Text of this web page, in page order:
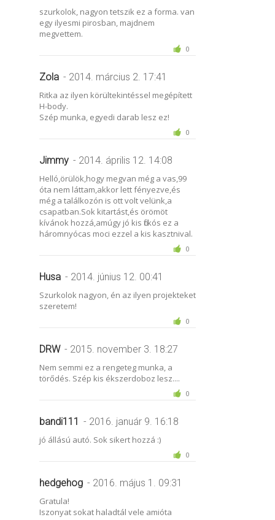
szurkolok, nagyon tetszik ez a forma. van
egy ilyesmi pirosban, majdnem
megvettem.
0
Zola - 2014. március 2. 17:41
Ritka az ilyen körültekintéssel megépített
H-body.
Szép munka, egyedi darab lesz ez!
0
Jimmy - 2014. április 12. 14:08
Helló,örülök,hogy megvan még a vas,99
óta nem láttam,akkor lett fényezve,és
még a találkozón is ott volt velünk,a
csapatban.Sok kitartást,és örömöt
kívánok hozzá,amúgy jó kis fickós ez a
háromnyócas moci ezzel a kis kasztnival.
0
Husa - 2014. június 12. 00:41
Szurkolok nagyon, én az ilyen projekteket
szeretem!
0
DRW - 2015. november 3. 18:27
Nem semmi ez a rengeteg munka, a
törődés. Szép kis ékszerdoboz lesz....
0
bandi111 - 2016. január 9. 16:18
jó állású autó. Sok sikert hozzá :)
0
hedgehog - 2016. május 1. 09:31
Gratula!
Iszonyat sokat haladtál vele amióta